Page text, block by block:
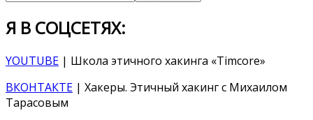
Я В СОЦСЕТЯХ:
YOUTUBE | Школа этичного хакинга «Timcore»
ВКОНТАКТЕ | Хакеры. Этичный хакинг с Михаилом
Тарасовым